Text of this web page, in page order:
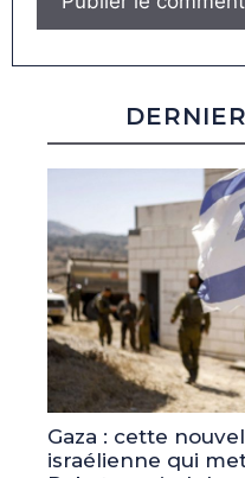
Gaza : cette
israélienne qui